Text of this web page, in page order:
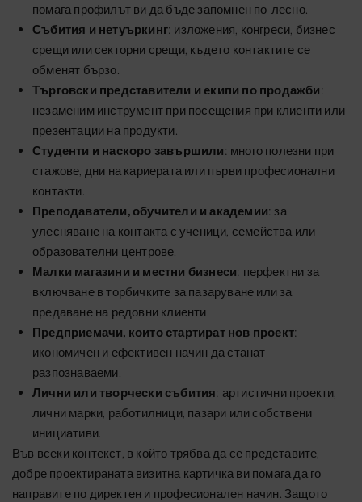
помага профилът ви да бъде запомнен по-лесно.
Събития и нетуъркинг: изложения, конгреси, бизнес
срещи или секторни срещи, където контактите се
обменят бързо.
Търговски представители и екипи по продажби:
незаменим инструмент при посещения при клиенти или
презентации на продукти.
Студенти и наскоро завършили: много полезни при
стажове, дни на кариерата или първи професионални
контакти.
Преподаватели, обучители и академии: за
улесняване на контакта с ученици, семейства или
образователни центрове.
Малки магазини и местни бизнеси: перфектни за
включване в торбичките за пазаруване или за
предаване на редовни клиенти.
Предприемачи, които стартират нов проект:
икономичен и ефективен начин да станат
разпознаваеми.
Лични или творчески събития: артистични проекти,
лични марки, работилници, пазари или собствени
инициативи.
Във всеки контекст, в който трябва да се представите,
добре проектираната визитна картичка ви помага да го
направите по директен и професионален начин. Защото